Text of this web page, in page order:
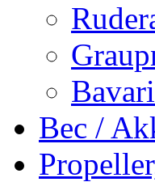
Bec /